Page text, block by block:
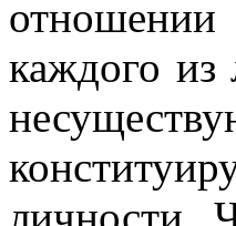
каждого
личности.